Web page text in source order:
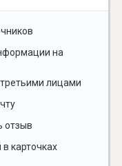
на
лицами
отзыв
карточках